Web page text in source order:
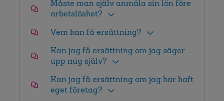
Måste man själv anmäla sin lön före
arbetslöshet?
Vem kan få ersättning?
Kan jag få ersättning om jag säger
upp mig själv?
Kan jag få ersättning om jag har haft
eget företag?